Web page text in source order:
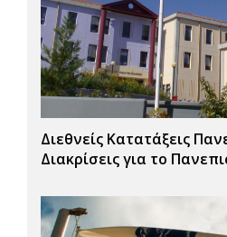
Διεθνείς Κατατάξεις
Διακρίσεις για το